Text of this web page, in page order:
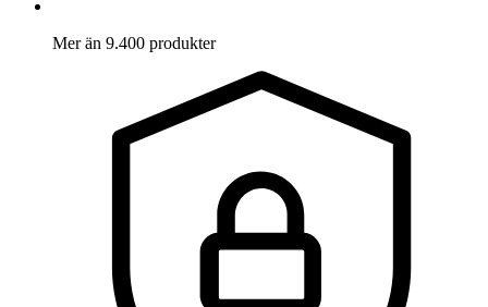
Mer än 9.400 produkter